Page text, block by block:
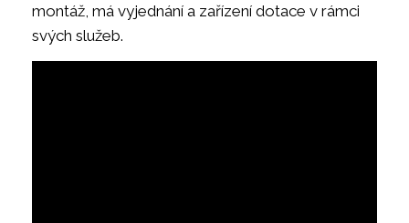
montáž, má vyjednání a zařízení dotace v rámci
svých služeb.